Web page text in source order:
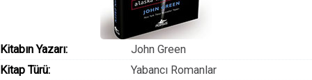
Kitabın Yazarı:
John Green
Kitap Türü:
Yabancı Romanlar